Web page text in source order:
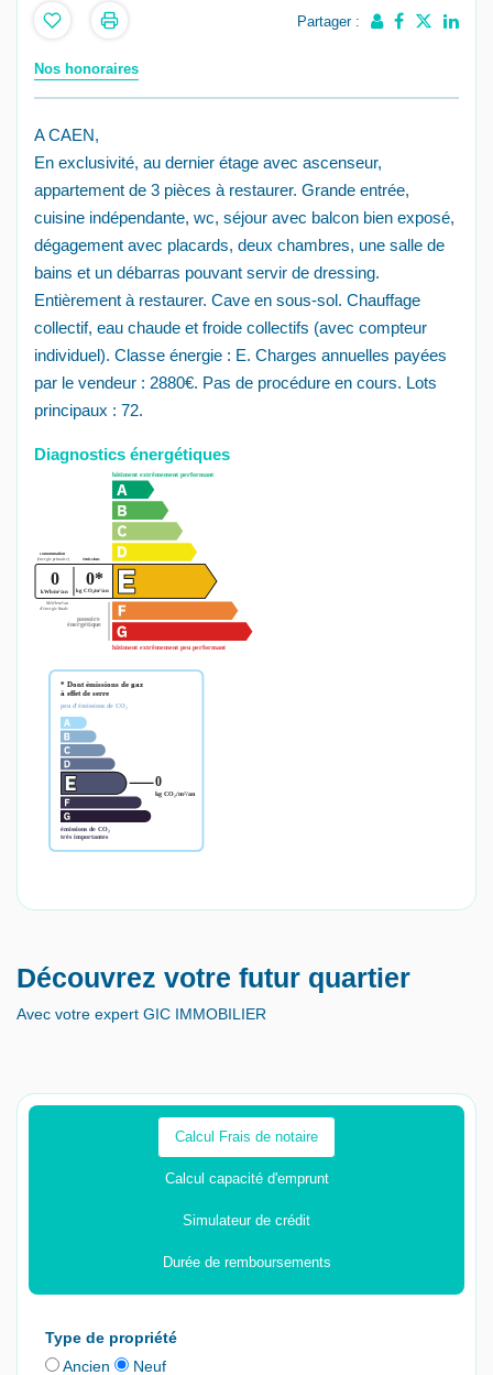
Partager :
Nos honoraires
A CAEN,
En exclusivité, au dernier étage avec ascenseur,
appartement de 3 pièces à restaurer. Grande entrée,
cuisine indépendante, wc, séjour avec balcon bien exposé,
dégagement avec placards, deux chambres, une salle de
bains et un débarras pouvant servir de dressing.
Entièrement à restaurer. Cave en sous-sol. Chauffage
collectif, eau chaude et froide collectifs (avec compteur
individuel). Classe énergie : E. Charges annuelles payées
par le vendeur : 2880€. Pas de procédure en cours. Lots
principaux : 72.
Diagnostics énergétiques
Découvrez votre futur quartier
Avec votre expert GIC IMMOBILIER
Calcul Frais de notaire
Calcul capacité d'emprunt
Simulateur de crédit
Durée de remboursements